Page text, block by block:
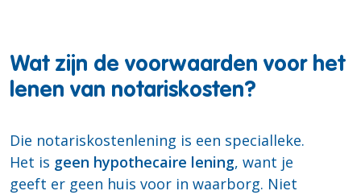
Wat zijn de voorwaarden voor het
lenen van notariskosten?
Die notariskostenlening is een specialleke.
Het is geen hypothecaire lening, want je
geeft er geen huis voor in waarborg. Niet